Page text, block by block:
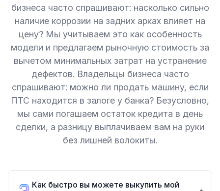
бизнеса часто спрашивают: насколько сильно
наличие коррозии на задних арках влияет на
цену? Мы учитываем это как особенность
модели и предлагаем рыночную стоимость за
вычетом минимальных затрат на устранение
дефектов. Владельцы бизнеса часто
спрашивают: можно ли продать машину, если
ПТС находится в залоге у банка? Безусловно,
мы сами погашаем остаток кредита в день
сделки, а разницу выплачиваем вам на руки
без лишней волокиты.
Как быстро вы можете выкупить мой